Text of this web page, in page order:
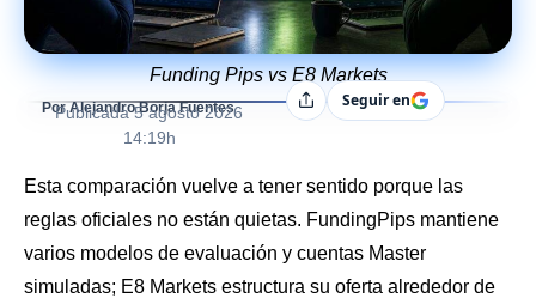
Funding Pips vs E8 Markets
Por Alejandro Borja Fuentes
Publicada 5 agosto 2026
14:19h
CompartirSeguir en
Esta comparación vuelve a tener sentido porque las
reglas oficiales no están quietas. FundingPips mantiene
varios modelos de evaluación y cuentas Master
simuladas; E8 Markets estructura su oferta alrededor de